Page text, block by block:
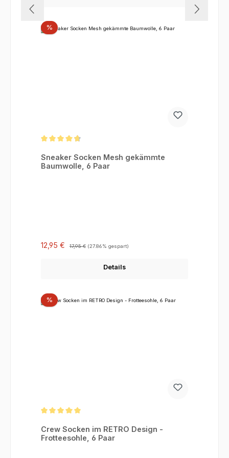
%Rabatt
Sneaker Socken Mesh gekämmte
Baumwolle, 6 Paar
Verkaufspreis:
12,95 € Regulärer Preis:
17,95 € (27.86% gespart)
Details
%Rabatt
Crew Socken im RETRO Design -
Frotteesohle, 6 Paar